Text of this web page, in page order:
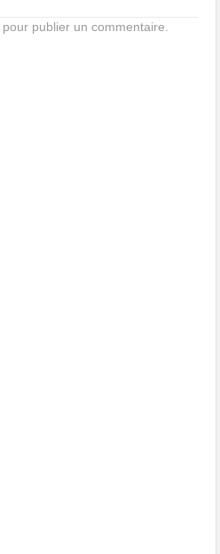
pour publier un commentaire.